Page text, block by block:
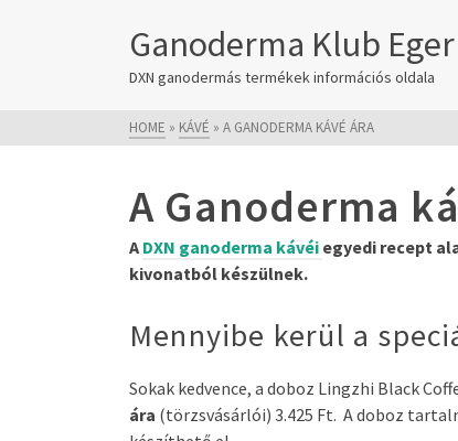
Ganoderma Klub Eger
DXN ganodermás termékek információs oldala
HOME » KÁVÉ » A GANODERMA KÁVÉ ÁRA
A Ganoderma
A DXN ganoderma kávéi egyedi recept
kivonatból készülnek.
Mennyibe kerül a
Sokak kedvence, a doboz Lingzhi Black
ára (törzsvásárlói) 3.425 Ft. A doboz